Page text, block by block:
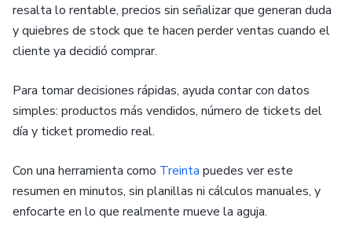
resalta lo rentable, precios sin señalizar que generan duda
y quiebres de stock que te hacen perder ventas cuando el
cliente ya decidió comprar.
Para tomar decisiones rápidas, ayuda contar con datos
simples: productos más vendidos, número de tickets del
día y ticket promedio real.
Con una herramienta como Treinta puedes ver este
resumen en minutos, sin planillas ni cálculos manuales, y
enfocarte en lo que realmente mueve la aguja.